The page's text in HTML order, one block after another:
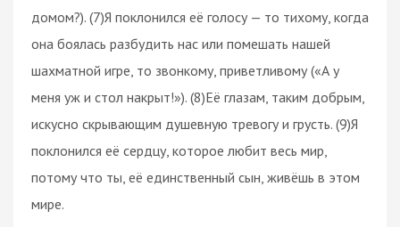
домом?). (7)Я поклонился её голосу — то тихому, когда
она боялась разбудить нас или помешать нашей
шахматной игре, то звонкому, приветливому («А у
меня уж и стол накрыт!»). (8)Её глазам, таким добрым,
искусно скрывающим душевную тревогу и грусть. (9)Я
поклонился её сердцу, которое любит весь мир,
потому что ты, её единственный сын, живёшь в этом
мире.